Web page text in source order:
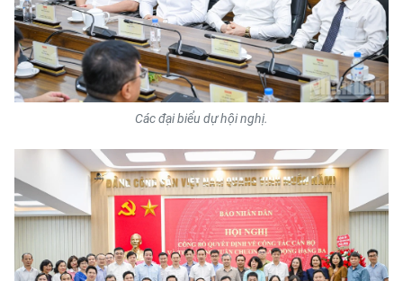
Các đại biểu dự hội nghị.